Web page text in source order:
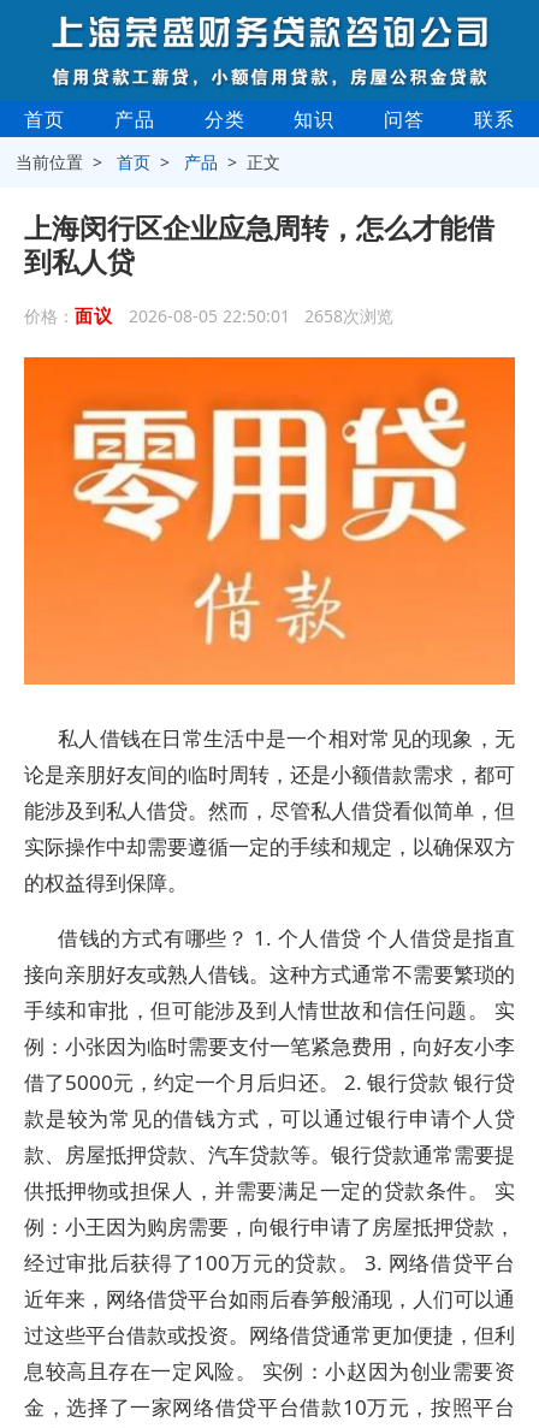
首页 产品 分类 知识 问答 联系
当前位置 >首页 > 产品 > 正文
上海闵行区企业应急周转，怎么才能借
到私人贷
价格： 面议 2026-08-05 22:50:01 2658次浏览
私人借钱在日常生活中是一个相对常见的现象，无
论是亲朋好友间的临时周转，还是小额借款需求，都可
能涉及到私人借贷。然而，尽管私人借贷看似简单，但
实际操作中却需要遵循一定的手续和规定，以确保双方
的权益得到保障。
借钱的方式有哪些？ 1. 个人借贷 个人借贷是指直
接向亲朋好友或熟人借钱。这种方式通常不需要繁琐的
手续和审批，但可能涉及到人情世故和信任问题。 实
例：小张因为临时需要支付一笔紧急费用，向好友小李
借了5000元，约定一个月后归还。 2. 银行贷款 银行贷
款是较为常见的借钱方式，可以通过银行申请个人贷
款、房屋抵押贷款、汽车贷款等。银行贷款通常需要提
供抵押物或担保人，并需要满足一定的贷款条件。 实
例：小王因为购房需要，向银行申请了房屋抵押贷款，
经过审批后获得了100万元的贷款。 3. 网络借贷平台
近年来，网络借贷平台如雨后春笋般涌现，人们可以通
过这些平台借款或投资。网络借贷通常更加便捷，但利
息较高且存在一定风险。 实例：小赵因为创业需要资
金，选择了一家网络借贷平台借款10万元，按照平台